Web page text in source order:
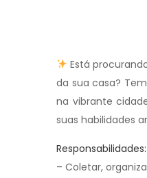
Está
da sua casa?
na vibrante
suas habilidades
Responsabilidades:
– Coletar,